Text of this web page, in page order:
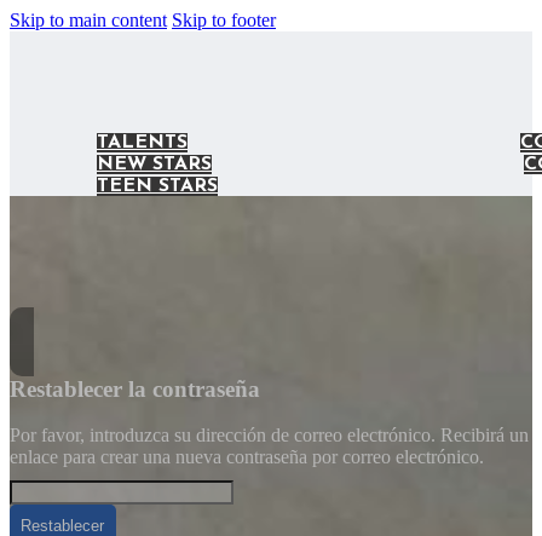
Skip to main content Skip to footer
TALENTS
NEW STARS
TEEN STARS
Restablecer la contraseña
Por favor, introduzca su dirección de correo electrónico. Recibirá un
enlace para crear una nueva contraseña por correo electrónico.
Restablecer